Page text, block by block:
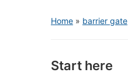
Home » barrier gate
Start here